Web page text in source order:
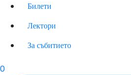
Билети
Лектори
За събитието
0